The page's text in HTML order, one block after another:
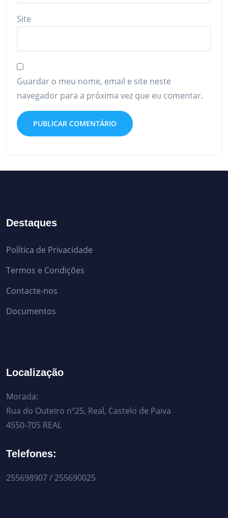
Site
Guardar o meu nome, email e site neste
navegador para a próxima vez que eu comentar.
Destaques
Política de Privacidade
Termos e Condições
Contacte-nos
Documentos
Localização
Morada:
Rua do Outeiro nº25, Real, Castelo de Paiva
4550-705 REAL
Telefones:
255698907 / 255690025